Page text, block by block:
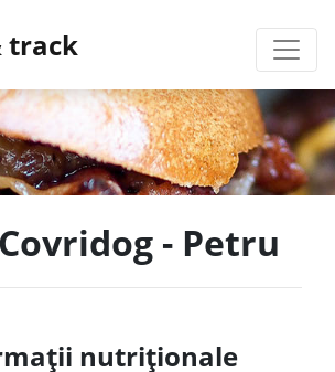
track
- Petru
nutriționale